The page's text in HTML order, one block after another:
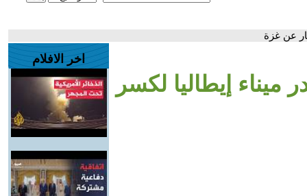
عن غزة
ميناء إيطاليا لكسر
اخر الافلام